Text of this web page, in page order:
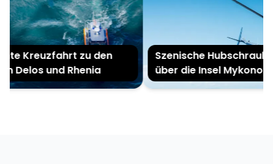
Kreuzfahrt zu den
Delos und Rhenia
Szenische
über die Insel Mykonos